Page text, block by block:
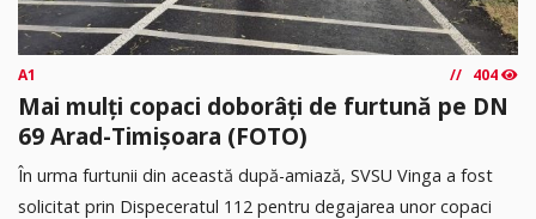
A1 404
Mai mulți copaci doborâți de furtună pe DN
69 Arad-Timișoara (FOTO)
În urma furtunii din această după-amiază, SVSU Vinga a fost
solicitat prin Dispeceratul 112 pentru degajarea unor copaci